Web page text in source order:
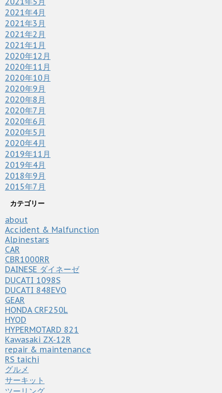
2021年4月
2021年3月
2021年2月
2021年1月
2020年12月
2020年11月
2020年10月
2020年9月
2020年8月
2020年7月
2020年6月
2020年5月
2020年4月
2019年11月
2019年4月
2018年9月
2015年7月
カテゴリー
about
Accident & Malfunction
Alpinestars
CAR
CBR1000RR
DAINESE ダイネーゼ
DUCATI 1098S
DUCATI 848EVO
GEAR
HONDA CRF250L
HYOD
HYPERMOTARD 821
Kawasaki ZX-12R
repair & maintenance
RS taichi
グルメ
サーキット